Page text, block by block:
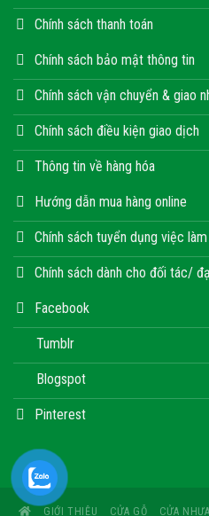
Chính sách thanh toán
Chính sách bảo mật thông tin
Chính sách vận chuyển & giao
Chính sách điều kiện giao dịch
Thông tin về hàng hóa
Hướng dẫn mua hàng online
Chính sách tuyển dụng việc làm
Chính sách dành cho đối tác/
Facebook
Tumblr
Blogspot
Pinterest
GIỚI THIỆU CỬA GỖ CỬA NHỰA